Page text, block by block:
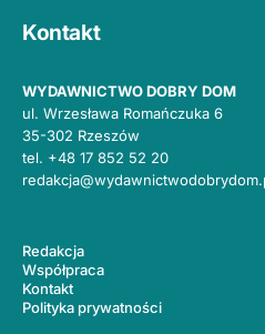
Kontakt
WYDAWNICTWO DOBRY DOM
ul. Wrzesława Romańczuka 6
35-302 Rzeszów
tel. +48 17 852 52 20
Redakcja
Współpraca
Kontakt
Polityka prywatności